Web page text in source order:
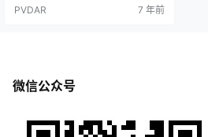
以在dcs中输入值对两股流量的比值
&nb…
PVDAR 7 年前
微信公众号